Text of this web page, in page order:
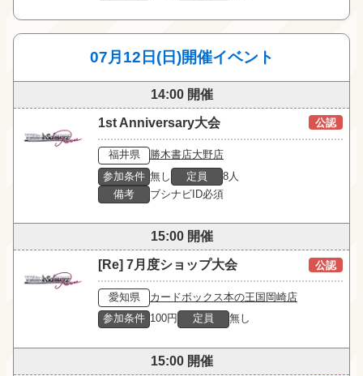
07月12日(日)開催イベント
14:00 開催
1st Anniversary大会 公認
福井県
勝木書店大野店
参加条件 無し 定員
8人
備考
ブシナビID必須
15:00 開催
[Re] 7月度ショップ大会 公認
愛知県
カードボックス本の王国岡崎店
参加条件 100円 定員 無し
15:00 開催